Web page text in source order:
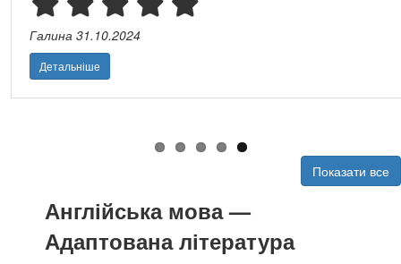
Галина 31.10.2024
Детальніше
Показати все
Англійська мова —
Адаптована література